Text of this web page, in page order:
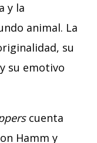
y la
animal. La
su
su emotivo
cuenta
Hamm y